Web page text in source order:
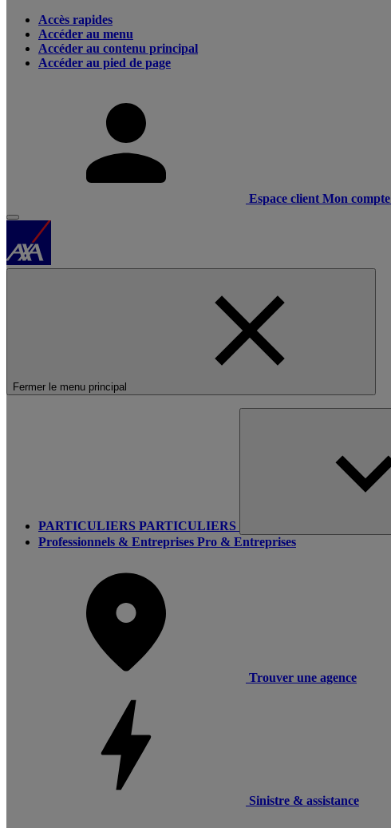
Accès rapides
Accéder au menu
Accéder au contenu principal
Accéder au pied de page
Espace client Mon compte
Fermer le menu principal
PARTICULIERS PARTICULIERS
Professionnels & Entreprises Pro & Entreprises
Trouver une agence
Sinistre & assistance